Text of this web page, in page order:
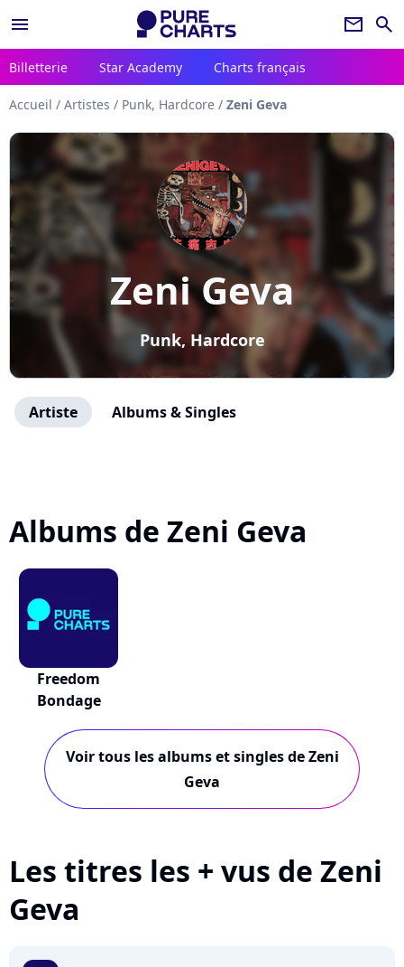
menu newsletter search
Billetterie Star Academy Charts français
Accueil / Artistes / Punk, Hardcore / Zeni Geva
Zeni Geva
Punk, Hardcore
Artiste Albums & Singles
Albums de Zeni Geva
Freedom
Bondage
Voir tous les albums et singles de Zeni
Geva
Les titres les + vus de Zeni
Geva